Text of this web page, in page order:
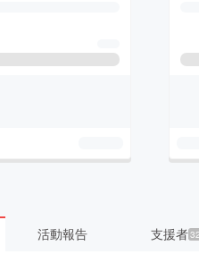
活動報告 支援者32